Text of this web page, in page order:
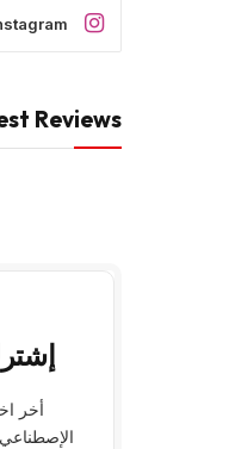
Reviews
أخر